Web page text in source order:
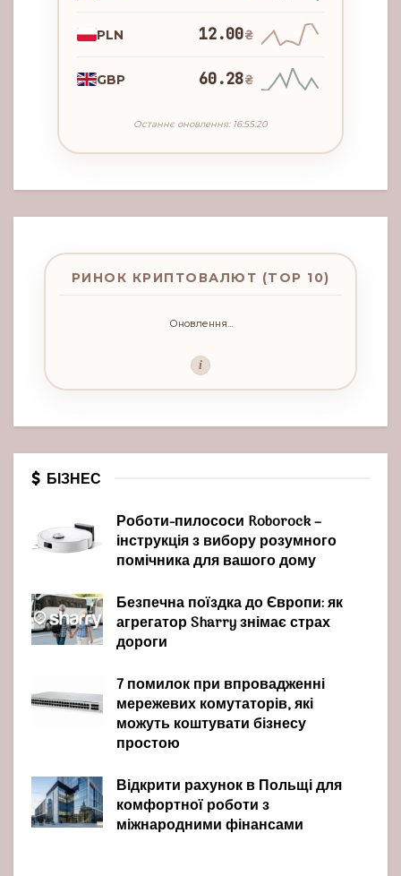
PLN 12.00₴
GBP 60.28₴
Останнє оновлення: 16:55:20
РИНОК КРИПТОВАЛЮТ (TOP 10)
Оновлення...
i
БІЗНЕС
Роботи-пилососи Roborock –
інструкція з вибору розумного
помічника для вашого дому
Безпечна поїздка до Європи: як
агрегатор Sharry знімає страх
дороги
7 помилок при впровадженні
мережевих комутаторів, які
можуть коштувати бізнесу
простою
Відкрити рахунок в Польщі для
комфортної роботи з
міжнародними фінансами